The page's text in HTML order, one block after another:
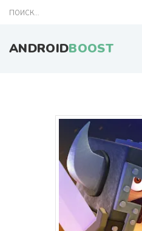
ANDROIDBOOST